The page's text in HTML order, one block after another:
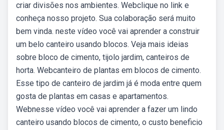
criar divisões nos ambientes. Webclique no link e
conheça nosso projeto. Sua colaboração será muito
bem vinda. neste vídeo você vai aprender a construir
um belo canteiro usando blocos. Veja mais ideias
sobre bloco de cimento, tijolo jardim, canteiros de
horta. Webcanteiro de plantas em blocos de cimento.
Esse tipo de canteiro de jardim já é moda entre quem
gosta de plantas em casas e apartamentos.
Webnesse vídeo você vai aprender a fazer um lindo
canteiro usando blocos de cimento, o custo beneficio